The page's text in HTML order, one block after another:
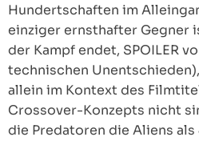
Hundertschaften im
einziger ernsthafter Gegner
der Kampf endet, SPOILER
technischen
allein im Kontext des
Crossover-Konzepts nicht
die Predatoren die Aliens